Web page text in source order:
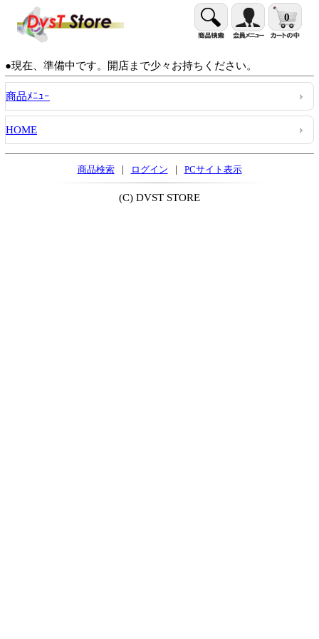
0
●現在、準備中です。開店まで少々お持ちください。
商品ﾒﾆｭｰ
HOME
商品検索 | ログイン | PCサイト表示
(C) DVST STORE